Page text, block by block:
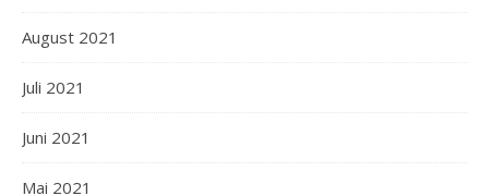
August 2021
Juli 2021
Juni 2021
Mai 2021